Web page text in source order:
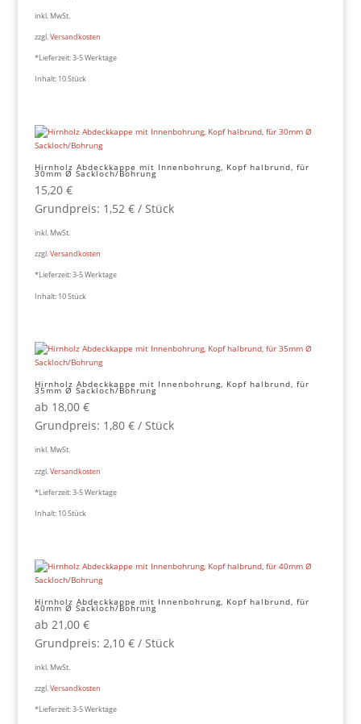
inkl. MwSt.
zzgl.Versandkosten
*Lieferzeit:3-5 Werktage
Inhalt: 10Stück
Hirnholz Abdeckkappe mit Innenbohrung, Kopf halbrund, für
30mm Ø Sackloch/Bohrung
15,20 €
Grundpreis: 1,52 €/ Stück
inkl. MwSt.
zzgl.Versandkosten
*Lieferzeit:3-5 Werktage
Inhalt: 10Stück
Hirnholz Abdeckkappe mit Innenbohrung, Kopf halbrund, für
35mm Ø Sackloch/Bohrung
ab 18,00 €
Grundpreis: 1,80 €/ Stück
inkl. MwSt.
zzgl.Versandkosten
*Lieferzeit:3-5 Werktage
Inhalt: 10Stück
Hirnholz Abdeckkappe mit Innenbohrung, Kopf halbrund, für
40mm Ø Sackloch/Bohrung
ab 21,00 €
Grundpreis: 2,10 €/ Stück
inkl. MwSt.
zzgl.Versandkosten
*Lieferzeit:3-5 Werktage